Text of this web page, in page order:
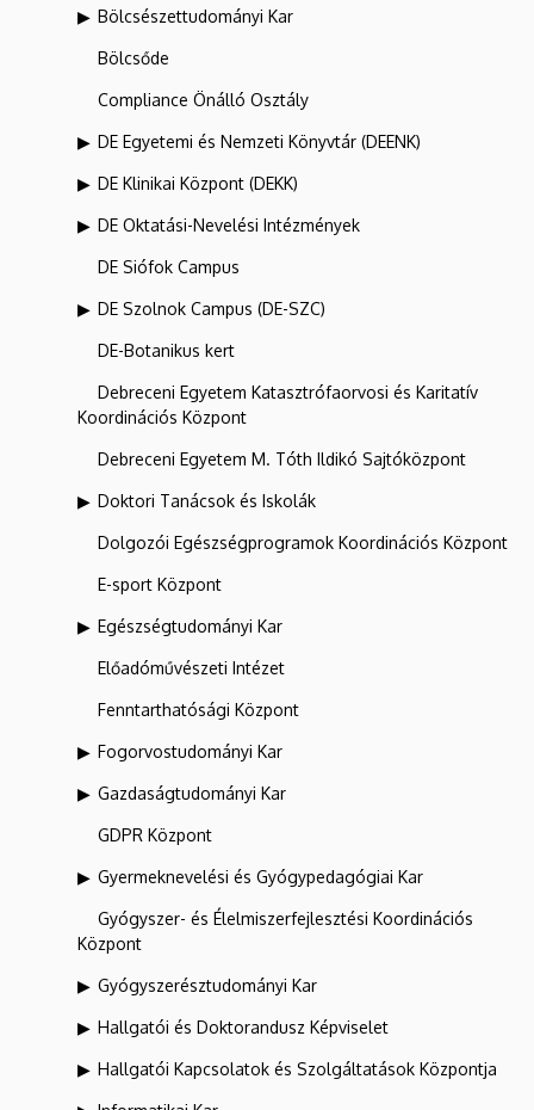
Bölcsészettudományi Kar
Bölcsőde
Compliance Önálló Osztály
DE Egyetemi és Nemzeti Könyvtár (DEENK)
DE Klinikai Központ (DEKK)
DE Oktatási-Nevelési Intézmények
DE Siófok Campus
DE Szolnok Campus (DE-SZC)
DE-Botanikus kert
Debreceni Egyetem Katasztrófaorvosi és Karitatív
Koordinációs Központ
Debreceni Egyetem M. Tóth Ildikó Sajtóközpont
Doktori Tanácsok és Iskolák
Dolgozói Egészségprogramok Koordinációs Központ
E-sport Központ
Egészségtudományi Kar
Előadóművészeti Intézet
Fenntarthatósági Központ
Fogorvostudományi Kar
Gazdaságtudományi Kar
GDPR Központ
Gyermeknevelési és Gyógypedagógiai Kar
Gyógyszer- és Élelmiszerfejlesztési Koordinációs
Központ
Gyógyszerésztudományi Kar
Hallgatói és Doktorandusz Képviselet
Hallgatói Kapcsolatok és Szolgáltatások Központja